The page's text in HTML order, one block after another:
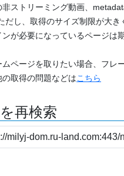
非ストリーミング動画、
だし、取得のサイズ制限が大
ンが必要になっているページは
ムページを取りたい場合、フレ
取得の問題などはこちら
再検索